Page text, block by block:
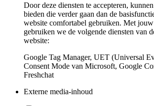
Door deze diensten te accepteren,
bieden die verder gaan dan de
website comfortabel gebruiken. Met
gebruiken we de volgende diensten van
website:
Google Tag Manager, UET (Universal
Consent Mode van Microsoft, Google
Freshchat
Externe media-inhoud